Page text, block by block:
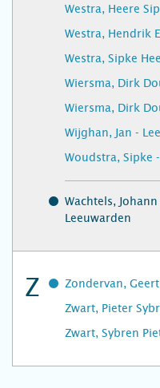
Westra, Heere
Westra, Hendrik
Westra, Sipke
Wiersma, Dirk
Wiersma, Dirk
Wijghan, Jan -
Woudstra, Sipke
Wachtels,
Leeuwarden
Z
Zondervan,
Zwart, Pieter
Zwart, Sybren